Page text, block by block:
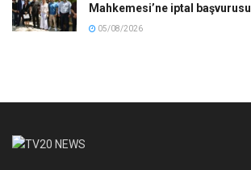
Mahkemesi’ne iptal başvurusu
05/08/2026